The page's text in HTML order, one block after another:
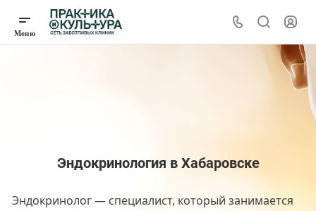
Эндокринология в Хабаровске
Эндокринолог — специалист, который занимается